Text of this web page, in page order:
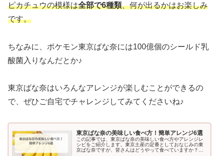
ピカチュウの模様は全部で6種類、何が出るかはお楽しみ
です。
ちなみに、ポケモン東京ばな奈には100億個のシールド乳
酸菌入りなんだとか♪
東京ばな奈はいろんなアレンジが楽しむことができるの
で、ぜひご自宅でチャレンジしてみてくださいね♪
東京ばな奈の美味しい食べ方！簡単アレンジ6選
この記事では、東京ばな奈の美味しい食べ方やアレンジレ
シピをご紹介します。東京土産の定番としておなじみの東
京ばな奈ですが、皆さんはどうやって食べていますか？そ